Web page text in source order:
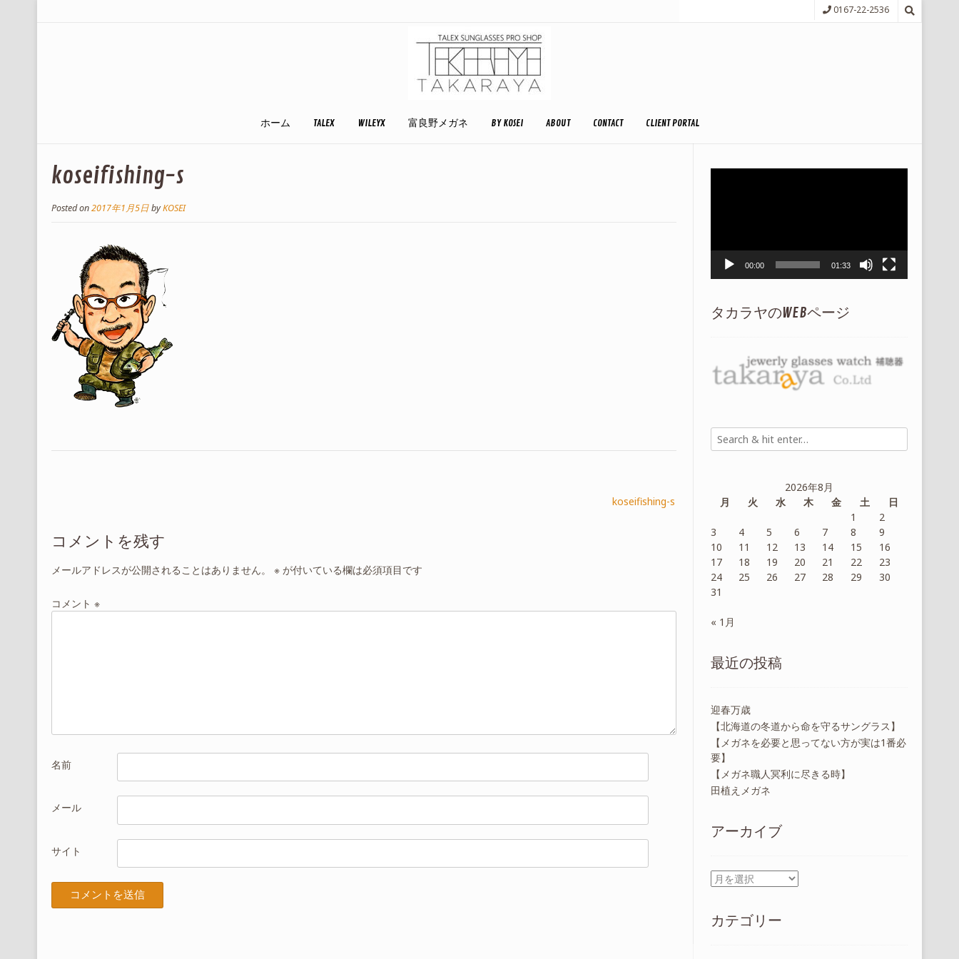
0167-22-2536
ホーム TALEX WILEYX 富良野メガネ BY KOSEI ABOUT CONTACT CLIENT PORTAL
koseifishing-s
Posted on2017年1月5日byKOSEI
ビ
ゲ
シ
koseifishing-s
コメントを残す
メールアドレスが公開されることはありません。 ※ が付いている欄は必須項目です
コメント ※
名前
メール
サイト
ヤ
00:00 01:33
タカラヤのWEBページ
2026年8月
月
火 水 木 金 土
日
1
2
3
4 5 6 7 8
9
10
11 12 13 14 15
16
17
18 19 20 21 22
23
24
25 26 27 28 29
30
31
« 1月
最近の投稿
迎春万歳
【北海道の冬道から命を守るサングラス】
【メガネを必要と思ってない方が実は1番必
要】
【メガネ職人冥利に尽きる時】
田植えメガネ
アーカイブ
ア
イ
カテゴリー